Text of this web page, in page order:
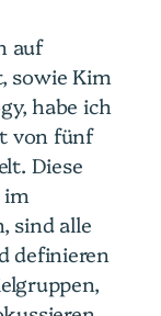
auf
sowie Kim
habe ich
von fünf
Diese
im
sind alle
definieren